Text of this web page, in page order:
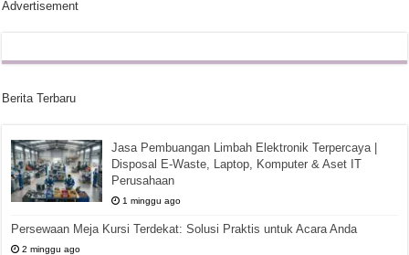
Advertisement
Berita Terbaru
Jasa Pembuangan Limbah Elektronik Terpercaya |
Disposal E-Waste, Laptop, Komputer & Aset IT
Perusahaan
1 minggu ago
Persewaan Meja Kursi Terdekat: Solusi Praktis untuk Acara Anda
2 minggu ago